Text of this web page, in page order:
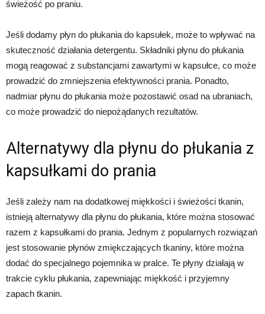
świeżość po praniu.
Jeśli dodamy płyn do płukania do kapsułek, może to wpływać na
skuteczność działania detergentu. Składniki płynu do płukania
mogą reagować z substancjami zawartymi w kapsułce, co może
prowadzić do zmniejszenia efektywności prania. Ponadto,
nadmiar płynu do płukania może pozostawić osad na ubraniach,
co może prowadzić do niepożądanych rezultatów.
Alternatywy dla płynu do płukania z
kapsułkami do prania
Jeśli zależy nam na dodatkowej miękkości i świeżości tkanin,
istnieją alternatywy dla płynu do płukania, które można stosować
razem z kapsułkami do prania. Jednym z popularnych rozwiązań
jest stosowanie płynów zmiękczających tkaniny, które można
dodać do specjalnego pojemnika w pralce. Te płyny działają w
trakcie cyklu płukania, zapewniając miękkość i przyjemny
zapach tkanin.